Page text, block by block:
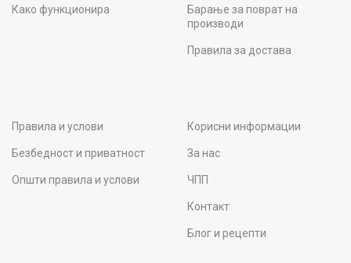
Како функционира
Барање за поврат на
производи
Правила за достава
Правила и услови
Безбедност и приватност
Општи правила и услови
Корисни информации
За нас
ЧПП
Контакт
Блог и рецепти